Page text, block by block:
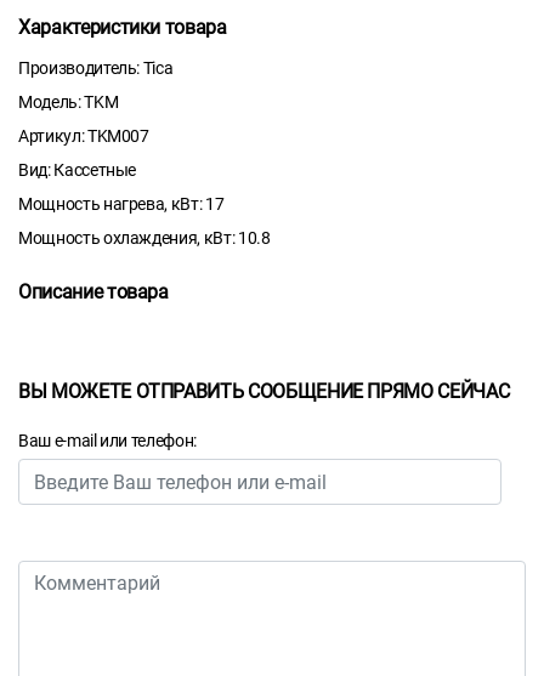
Характеристики товара
Производитель: Tica
Модель: TKM
Артикул: TKM007
Вид: Кассетные
Мощность нагрева, кВт: 17
Мощность охлаждения, кВт: 10.8
Описание товара
ВЫ МОЖЕТЕ ОТПРАВИТЬ СООБЩЕНИЕ ПРЯМО СЕЙЧАС
Ваш e-mail или телефон: